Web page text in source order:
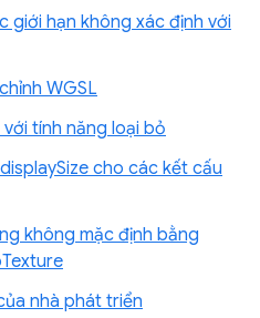
giới hạn không xác định với
WGSL
tính năng loại bỏ
cho các kết cấu
không mặc định bằng
nhà phát triển